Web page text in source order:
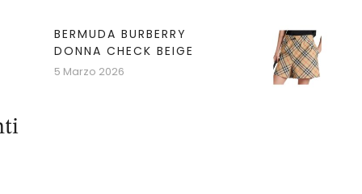
BERMUDA BURBERRY
DONNA CHECK BEIGE
5 Marzo 2026